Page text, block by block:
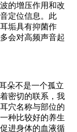
的增压作用和改
定位信息。此
垢具有抑菌作
会对高频声音起
朵不是一个孤立
密切的联系，我
穴名称与部位的
种比较好的养生
进身体的血液循